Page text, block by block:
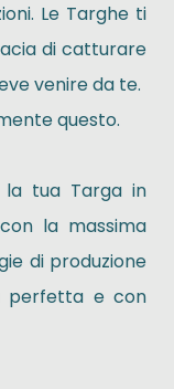
Le Targhe ti
di catturare
venire da te.
questo.
la tua Targa in
la massima
di produzione
perfetta e con